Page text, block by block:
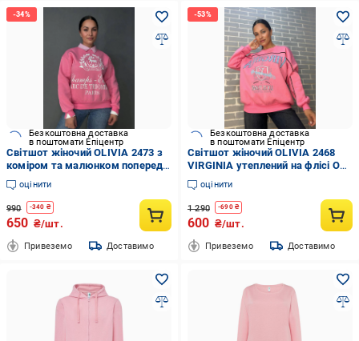
Безкоштовна доставка
в поштомати Епіцентр
Світшот жіночий OLIVIA 2473 з
коміром та малюнком попереду
утеплений на флісі OS Рожевий
(1188)
оцінити
990 -340 ₴
650 ₴/шт.
Привеземо Доставимо
Безкоштовна доставка
в поштомати Епіцентр
Світшот жіночий OLIVIA 2468
VIRGINIA утеплений на флісі OS
Рожевий (1113)
оцінити
1 290 -690₴
600 ₴/шт.
Привеземо Доставимо